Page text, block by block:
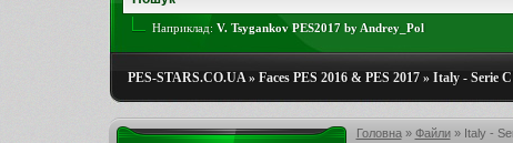
Наприклад: V. Tsygankov PES2017 by Andrey_Pol
PES-STARS.CO.UA» Faces PES 2016 & PES 2017» Italy - Serie
Головна» Файли» Italy -